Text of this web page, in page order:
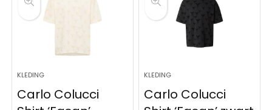
KLEDING
Carlo Colucci
KLEDING
Carlo Colucci